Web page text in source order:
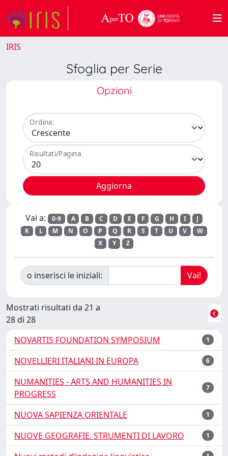
IRIS
Sfoglia per Serie
Opzioni
Ordina:
Risultati/Pagina
Vai a: 0-9 A B C D E F G H I
J
K
L M N O P Q R S T U V
W
X
Y Z
o inserisci le iniziali:
Mostrati risultati da 21 a
28 di 28
NOVARTIS FOUNDATION SYMPOSIUM
1
NOVELLIERI ITALIANI IN EUROPA 6
NUMANITIES - ARTS AND HUMANITIES IN
PROGRESS
7
NUOVA SAPIENZA ORIENTALE 1
NUOVE GEOGRAFIE. STRUMENTI DI LAVORO 1